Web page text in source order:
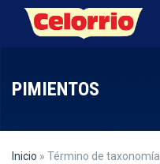
Pasar al contenido principal
PIMIENTOS
Inicio » Término de taxonomía